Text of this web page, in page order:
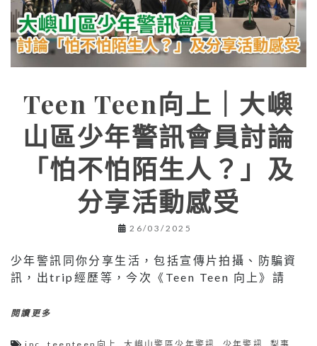
Teen Teen向上｜大嶼
山區少年警訊會員討論
「怕不怕陌生人？」及
分享活動感受
26/03/2025
少年警訊同你分享生活，包括宣傳片拍攝、防騙資
訊，出trip經歷等，今次《Teen Teen 向上》請
閱讀更多
jpc ,teenteen向上 ,大嶼山警區少年警訊 少年警訊 ,梨事